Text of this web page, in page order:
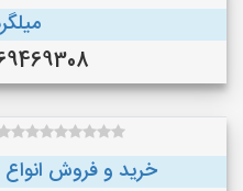
09369469308
خرید و فروش